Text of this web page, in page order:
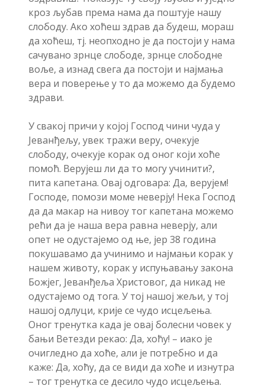
кроз љубав према нама да поштује нашу
слободу. Ако хоћеш здрав да будеш, мораш
да хоћеш, тј. неопходно је да постоји у нама
сачувано зрнце слободе, зрнце слободне
воље, а изнад свега да постоји и најмања
вера и поверење у то да можемо да будемо
здрави.
У свакој причи у којој Господ чини чуда у
Јеванђељу, увек тражи веру, очекује
слободу, очекује корак од оног који хоће
помоћ. Верујеш ли да то могу учинити?,
пита капетана. Овај одговара: Да, верујем!
Господе, помози моме неверју! Нека Господ
да да макар на нивоу тог капетана можемо
рећи да је наша вера равна неверју, али
опет не одустајемо од ње, јер 38 година
покушавамо да учинимо и најмањи корак у
нашем животу, корак у испуњавању закона
Божјег, Јеванђеља Христовог, да никад не
одустајемо од тога. У тој нашој жељи, у тој
нашој одлуци, крије се чудо исцељења.
Оног тренутка када је овај болесни човек у
бањи Ветезди рекао: Да, хоћу! – иако је
очигледно да хоће, али је потребно и да
каже: Да, хоћу, да се види да хоће и изнутра
– тог тренутка се десило чудо исцељења.